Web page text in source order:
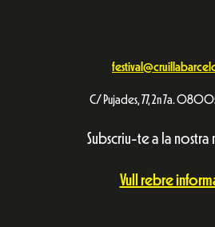
C/ Pujades, 77, 2n 7a.
Subscriu-te a la nostra
Vull rebre